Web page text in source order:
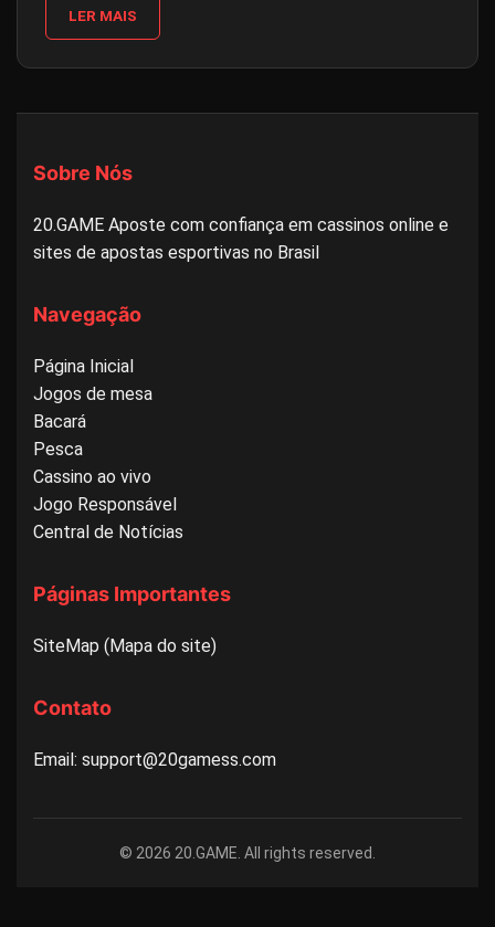
LER MAIS
Sobre Nós
20.GAME Aposte com confiança em cassinos online e
sites de apostas esportivas no Brasil
Navegação
Página Inicial
Jogos de mesa
Bacará
Pesca
Cassino ao vivo
Jogo Responsável
Central de Notícias
Páginas Importantes
SiteMap (Mapa do site)
Contato
Email: support@20gamess.com
© 2026 20.GAME. All rights reserved.